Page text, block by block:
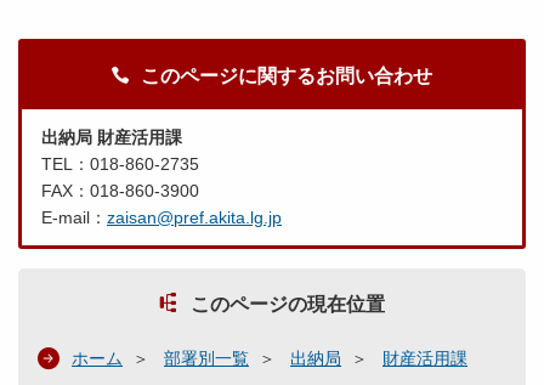
このページに関するお問い合わせ
出納局 財産活用課
TEL：018-860-2735
FAX：018-860-3900
E-mail： zaisan@pref.akita.lg.jp
このページの現在位置
ホーム 部署別一覧 出納局 財産活用課